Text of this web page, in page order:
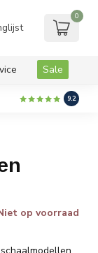
0
Sale
9.2
op voorraad